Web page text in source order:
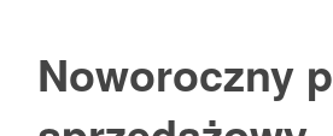
Noworoczny